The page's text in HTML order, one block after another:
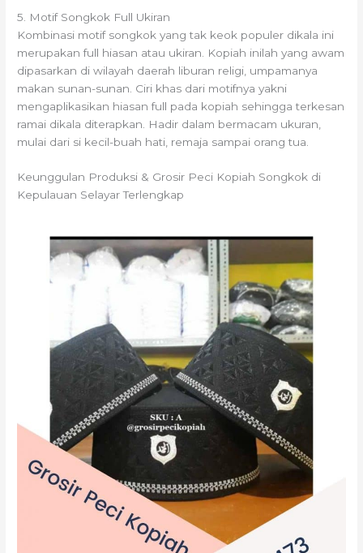
5. Motif Songkok Full Ukiran
Kombinasi motif songkok yang tak keok populer dikala ini
merupakan full hiasan atau ukiran. Kopiah inilah yang awam
dipasarkan di wilayah daerah liburan religi, umpamanya
makan sunan-sunan. Ciri khas dari motifnya yakni
mengaplikasikan hiasan full pada kopiah sehingga terkesan
ramai dikala diterapkan. Hadir dalam bermacam ukuran,
mulai dari si kecil-buah hati, remaja sampai orang tua.
Keunggulan Produksi & Grosir Peci Kopiah Songkok di
Kepulauan Selayar Terlengkap